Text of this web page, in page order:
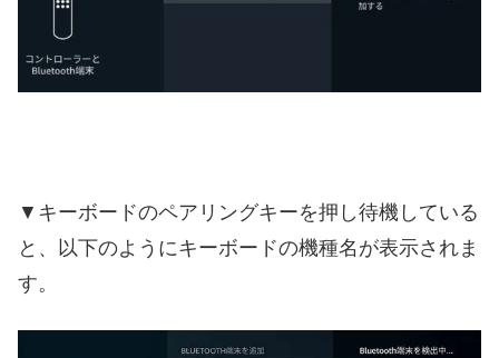
▼キーボードのペアリングキーを押し待機している
と、以下のようにキーボードの機種名が表示されま
す。